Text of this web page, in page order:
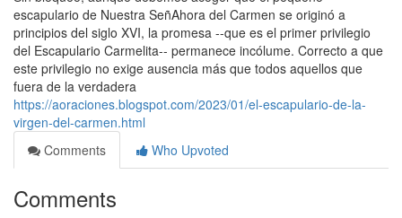
escapulario de Nuestra SeñAhora del Carmen se originó a
principios del siglo XVI, la promesa --que es el primer privilegio
del Escapulario Carmelita-- permanece incólume. Correcto a que
este privilegio no exige ausencia más que todos aquellos que
fuera de la verdadera
https://aoraciones.blogspot.com/2023/01/el-escapulario-de-la-
virgen-del-carmen.html
Comments
Who Upvoted
Comments